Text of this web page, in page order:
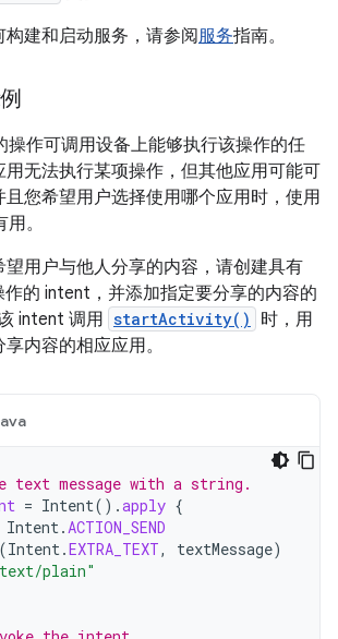
建和启动服务，请参阅服务指南。
操作可调用设备上能够执行该操作的任
无法执行某项操作，但其他应用可能可
且您希望用户选择使用哪个应用时，使用
。
用户与他人分享的内容，请创建具有
作的 intent，并添加指定要分享的内容的
intent 调用 startActivity()
时，用
内容的相应应用。
text message with a string.
= Intent().apply {
Intent.ACTION_SEND
(Intent.EXTRA_TEXT, textMessage)
plain"